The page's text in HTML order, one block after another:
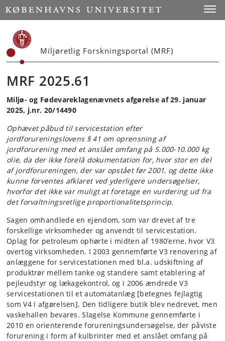
Start
Miljøretlig Forskningsportal (MRF)
MRF 2025.61
Miljø- og Fødevareklagenævnets afgørelse af 29. januar
2025, j.nr. 20/14490
Ophævet påbud til servicestation efter
jordforureningslovens § 41 om oprensning af
jordforurening med et anslået omfang på 5.000-10.000 kg
olie, da der ikke forelå dokumentation for, hvor stor en del
af jordforureningen, der var opstået før 2001, og dette ikke
kunne forventes afklaret ved yderligere undersøgelser,
hvorfor det ikke var muligt at foretage en vurdering ud fra
det forvaltningsretlige proportionalitetsprincip.
Sagen omhandlede en ejendom, som var drevet af tre
forskellige virksomheder og anvendt til servicestation.
Oplag for petroleum ophørte i midten af 1980’erne, hvor V3
overtog virksomheden. I 2003 gennemførte V3 renovering af
anlæggene for servicestationen med bl.a. udskiftning af
produktrør mellem tanke og standere samt etablering af
pejleudstyr og lækagekontrol, og i 2006 ændrede V3
servicestationen til et automatanlæg [betegnes fejlagtig
som V4 i afgørelsen]. Den tidligere butik blev nedrevet, men
vaskehallen bevares. Slagelse Kommune gennemførte i
2010 en orienterende forureningsundersøgelse, der påviste
forurening i form af kulbrinter med et anslået omfang på